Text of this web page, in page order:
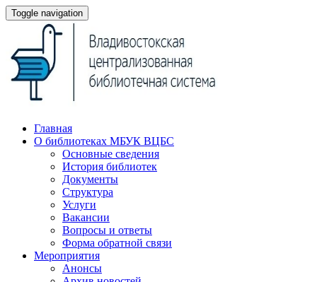
Toggle navigation
Главная
О библиотеках МБУК ВЦБС
Основные сведения
История библиотек
Документы
Структура
Услуги
Вакансии
Вопросы и ответы
Форма обратной связи
Мероприятия
Анонсы